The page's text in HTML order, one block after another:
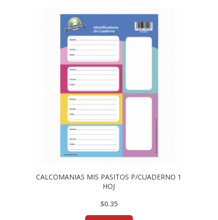
CALCOMANIAS MIS PASITOS P/CUADERNO 1
HOJ
$0.35